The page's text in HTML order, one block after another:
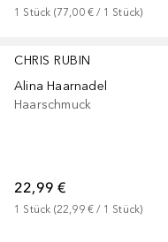
1 Stück (77,00 € / 1 Stück)
CHRIS RUBIN
Alina Haarnadel
Haarschmuck
22,99 €
1 Stück (22,99 € / 1 Stück)